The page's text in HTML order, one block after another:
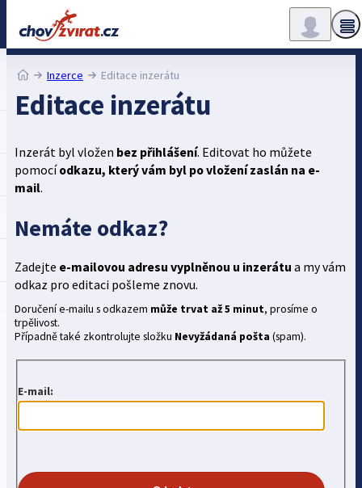
Inzerce Editace inzerátu
Editace inzerátu
Inzerát byl vložen bez přihlášení. Editovat ho můžete
pomocíodkazu, který vám byl po vložení zaslán na e-
mail.
Nemáte odkaz?
Zadejte e-mailovou adresu vyplněnou u inzerátu a my vám
odkaz pro editaci pošleme znovu.
Doručení e-mailu s odkazem může trvat až 5 minut, prosíme o
trpělivost.
Případně také zkontrolujte složku Nevyžádaná pošta (spam).
E-mail: